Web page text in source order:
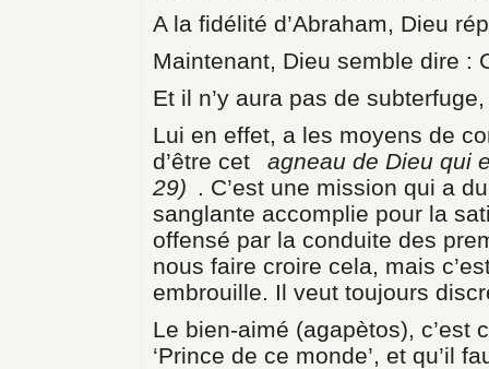
A la fidélité d’Abraham, Dieu
Maintenant, Dieu semble dire :
Et il n’y aura pas de
Lui en effet, a les moyens de
d’être cet
agneau de Dieu qui
29) . C’est une mission qui a
sanglante accomplie pour la
offensé par la conduite des
nous faire croire cela, mais
embrouille. Il veut toujours
Le bien-aimé (agapètos), c’est
‘Prince de ce monde’, et qu’il